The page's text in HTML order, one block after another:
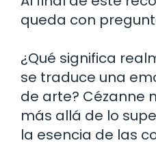
queda con
¿Qué significa
se traduce una
de arte? Cézanne
más allá de lo
la esencia de las